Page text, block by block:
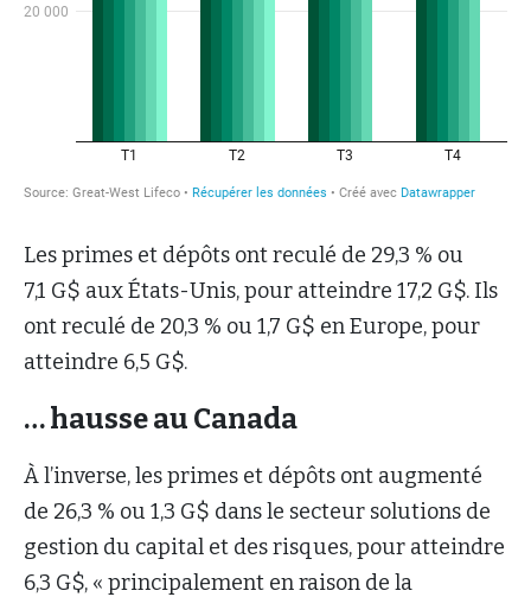
Les primes et dépôts ont reculé de 29,3 % ou
7,1 G$ aux États-Unis, pour atteindre 17,2 G$. Ils
ont reculé de 20,3 % ou 1,7 G$ en Europe, pour
atteindre 6,5 G$.
… hausse au Canada
À l’inverse, les primes et dépôts ont augmenté
de 26,3 % ou 1,3 G$ dans le secteur solutions de
gestion du capital et des risques, pour atteindre
6,3 G$, « principalement en raison de la